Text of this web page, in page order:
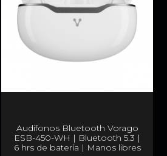
Audífonos Bluetooth Vorago
ESB-450-WH | Bluetooth 5.3 |
6 hrs de batería | Manos libres